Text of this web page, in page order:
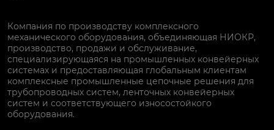
Компания по производству комплексного
механического оборудования, объединяющая НИОКР,
производство, продажи и обслуживание,
специализирующаяся на промышленных конвейерных
системах и предоставляющая глобальным клиентам
комплексные промышленные цепочные решения для
трубопроводных систем, ленточных конвейерных
систем и соответствующего износостойкого
оборудования.